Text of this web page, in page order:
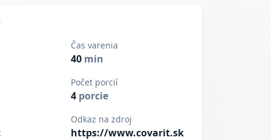
Čas varenia
40 min
Počet porcií
4 porcie
Odkaz na zdroj
https://www.covarit.sk